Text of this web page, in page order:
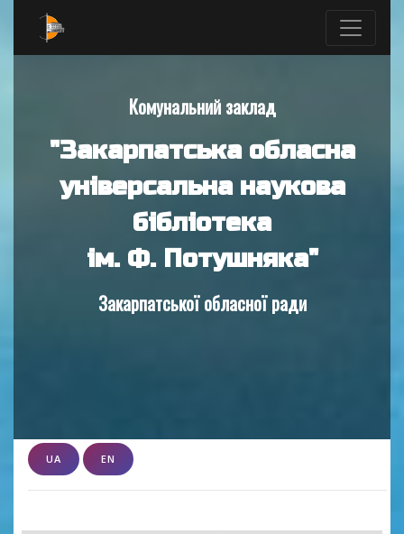
Комунальний заклад
"Закарпатська обласна
універсальна наукова
бібліотека
ім. Ф. Потушняка"
Закарпатської обласної ради
UA EN